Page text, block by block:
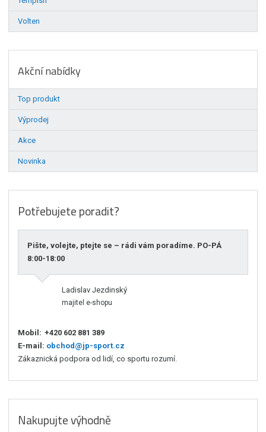
Volten
Akční nabídky
Top produkt
Výprodej
Akce
Novinka
Potřebujete poradit?
Pište, volejte, ptejte se – rádi vám poradíme. PO-PÁ
8:00-18:00
Ladislav Jezdinský
majitel e-shopu
Mobil: +420 602 881 389
E-mail: obchod@jp-sport.cz
Zákaznická podpora od lidí, co sportu rozumí.
Nakupujte výhodně